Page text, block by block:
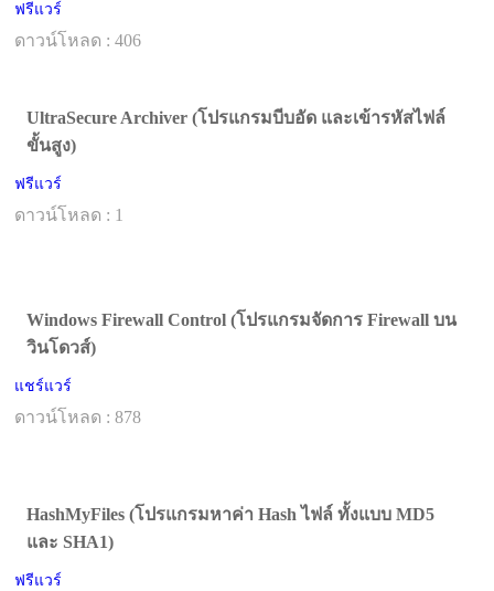
ฟรีแวร์
ดาวน์โหลด : 406
UltraSecure Archiver (โปรแกรมบีบอัด และเข้ารหัสไฟล์
ขั้นสูง)
ฟรีแวร์
ดาวน์โหลด : 1
Windows Firewall Control (โปรแกรมจัดการ Firewall บน
วินโดวส์)
แชร์แวร์
ดาวน์โหลด : 878
HashMyFiles (โปรแกรมหาค่า Hash ไฟล์ ทั้งแบบ MD5
และ SHA1)
ฟรีแวร์